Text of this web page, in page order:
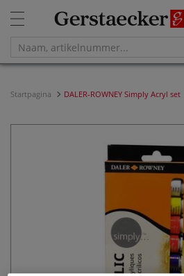
Startpagina DALER-ROWNEY Simply Acryl set